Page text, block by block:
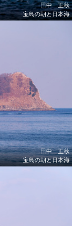
田中 正秋
宝島の朝と日本海
田中 正秋
宝島の朝と日本海